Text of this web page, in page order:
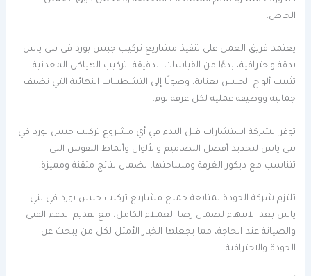
الخاص.
يعتمد فريق العمل على تنفيذ مشاريع تركيب جبس بورد في بني ياس
بدقة واحترافية، بدءًا من القياسات الدقيقة، تركيب الهياكل المعدنية،
تثبيت ألواح الجبس بعناية، وصولًا إلى التشطيبات النهائية التي تضيف
جمالية ووظيفة عملية لكل غرفة نوم.
توفر الشركة استشارات قبل البدء في أي مشروع تركيب جبس بورد في
بني ياس لتحديد أفضل التصاميم والألوان وأنماط النقوش التي
تتناسب مع ديكور الغرفة ومساحتها، لضمان نتائج متقنة ومميزة.
تلتزم شركة الجودة بمتابعة جميع مشاريع تركيب جبس بورد في بني
ياس بعد الانتهاء لضمان رضا العملاء الكامل، مع تقديم الدعم الفني
والصيانة عند الحاجة، مما يجعلها الخيار الأمثل لكل من يبحث عن
الجودة والاحترافية.